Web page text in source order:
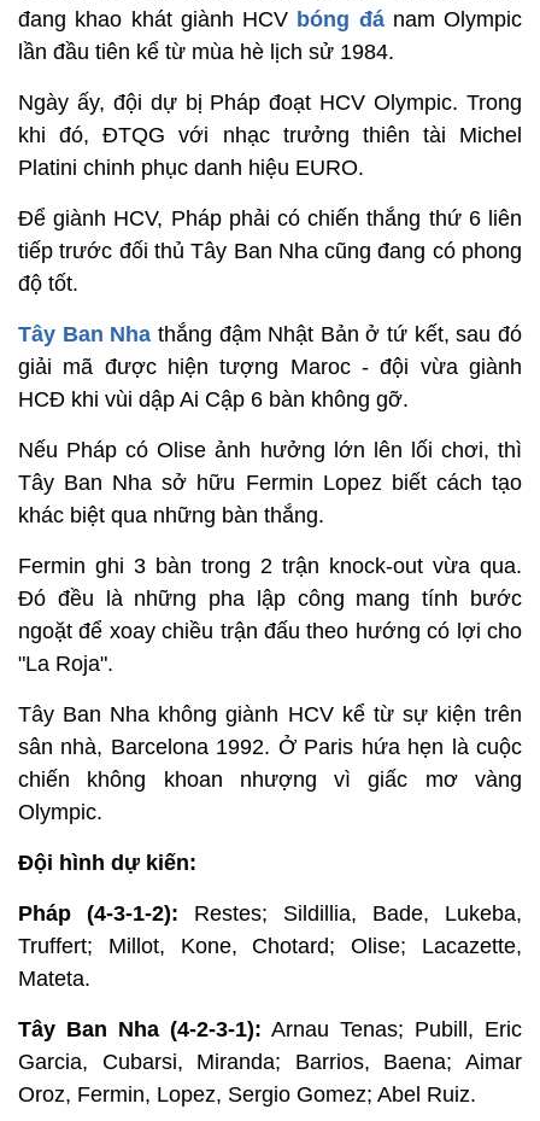
đang khao khát giành HCV bóng đánam Olympic
lần đầu tiên kể từ mùa hè lịch sử 1984.
Ngày ấy, đội dự bị Pháp đoạt HCV Olympic. Trong
khi đó, ĐTQG với nhạc trưởng thiên tài Michel
Platini chinh phục danh hiệu EURO.
Để giành HCV, Pháp phải có chiến thắng thứ 6 liên
tiếp trước đối thủ Tây Ban Nha cũng đang có phong
độ tốt.
Tây Ban Nha thắng đậm Nhật Bản ở tứ kết, sau đó
giải mã được hiện tượng Maroc - đội vừa giành
HCĐ khi vùi dập Ai Cập 6 bàn không gỡ.
Nếu Pháp có Olise ảnh hưởng lớn lên lối chơi, thì
Tây Ban Nha sở hữu Fermin Lopez biết cách tạo
khác biệt qua những bàn thắng.
Fermin ghi 3 bàn trong 2 trận knock-out vừa qua.
Đó đều là những pha lập công mang tính bước
ngoặt để xoay chiều trận đấu theo hướng có lợi cho
"La Roja".
Tây Ban Nha không giành HCV kể từ sự kiện trên
sân nhà, Barcelona 1992. Ở Paris hứa hẹn là cuộc
chiến không khoan nhượng vì giấc mơ vàng
Olympic.
Đội hình dự kiến:
Pháp (4-3-1-2): Restes; Sildillia, Bade, Lukeba,
Truffert; Millot, Kone, Chotard; Olise; Lacazette,
Mateta.
Tây Ban Nha (4-2-3-1): Arnau Tenas; Pubill, Eric
Garcia, Cubarsi, Miranda; Barrios, Baena; Aimar
Oroz, Fermin, Lopez, Sergio Gomez; Abel Ruiz.